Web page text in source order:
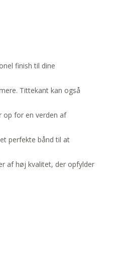
finish til dine
Tittekant kan også
op for en verden af
perfekte bånd til at
af høj kvalitet, der opfylder